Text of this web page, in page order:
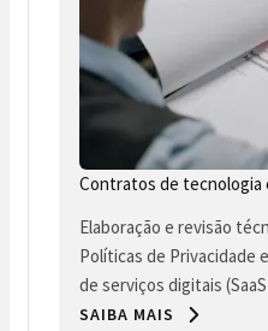
Contratos de tecnologia
Elaboração e revisão
Políticas de Privacidade
de serviços digitais
SAIBA MAIS